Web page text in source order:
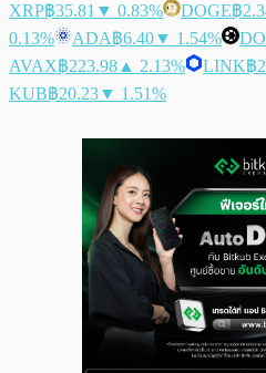
XRP฿35.81 ▼ 0.83% DOGE฿
0.13%
ADA฿6.40▼ 1.54%
AVAX฿223.98 ▲ 2.13% LINK฿
KUB฿20.23▼ 1.51%